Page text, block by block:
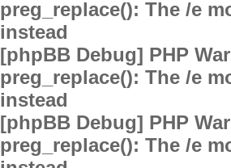
preg_replace(): The /e
instead
[phpBB Debug] PHP
preg_replace(): The /e
instead
[phpBB Debug] PHP
preg_replace(): The /e